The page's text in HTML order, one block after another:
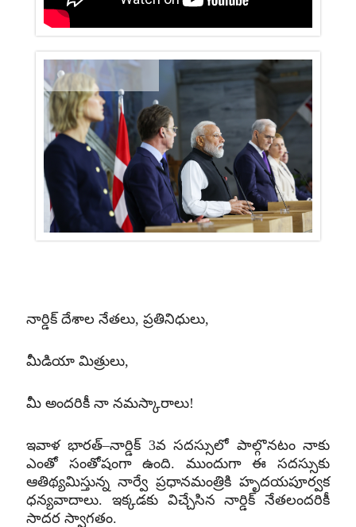
నార్డిక్ దేశాల నేతలు, ప్రతినిధులు,
మీడియా మిత్రులు,
మీ అందరికీ నా నమస్కారాలు!
ఇవాళ భారత్‌–నార్డిక్‌ 3వ సదస్సులో పాల్గొనటం నాకు
ఎంతో సంతోషంగా ఉంది. ముందుగా ఈ సదస్సుకు
ఆతిథ్యమిస్తున్న నార్వే ప్రధానమంత్రికి హృదయపూర్వక
ధన్యవాదాలు. ఇక్కడకు విచ్చేసిన నార్డిక్‌ నేతలందరికీ
సాదర స్వాగతం.